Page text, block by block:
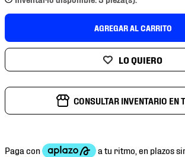
AGREGAR AL CARRITO
CONSULTAR INVENTARIO EN
7.
mochilas
9.
tenis niño